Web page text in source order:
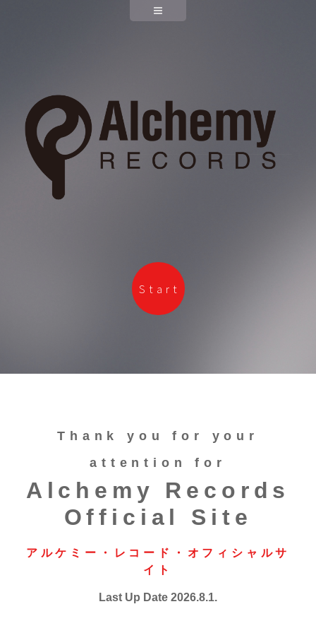
Start
Thank you for your
attention for
Alchemy Records
Official Site
アルケミー・レコード・オフィシャルサ
イト
Last Up Date 2026.8.1.